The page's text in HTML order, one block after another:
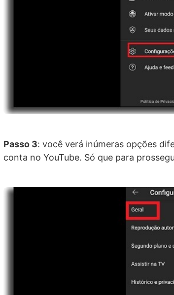
Passo 3: você verá inúmeras opções
conta no YouTube. Só que para